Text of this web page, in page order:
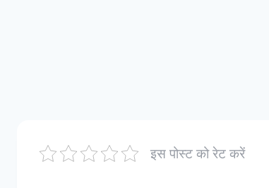
इस पोस्ट को रेट करें